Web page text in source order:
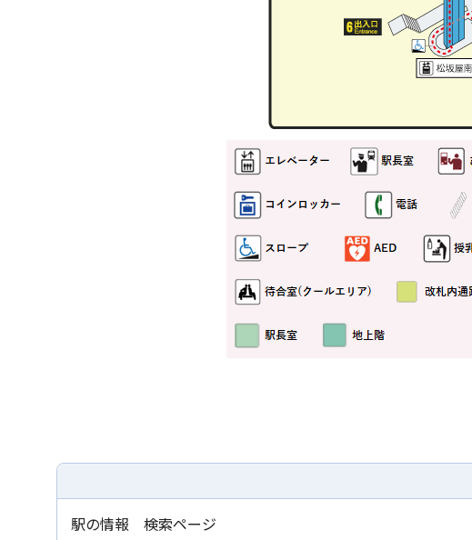
駅の情報 検索ページ